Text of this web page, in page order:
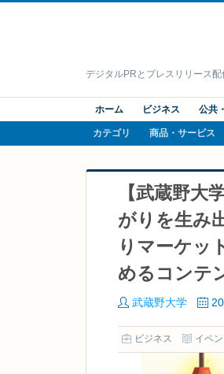
デジタルPRとプレスリリース配
ホーム ビジネス 公共
カテゴリ 商品・サービス
【武蔵野
がりを生み
りマーケッ
めるコンテ
武蔵野大学
ビジネス イベン